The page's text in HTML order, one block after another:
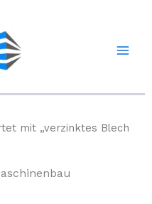
mit „verzinktes Blech